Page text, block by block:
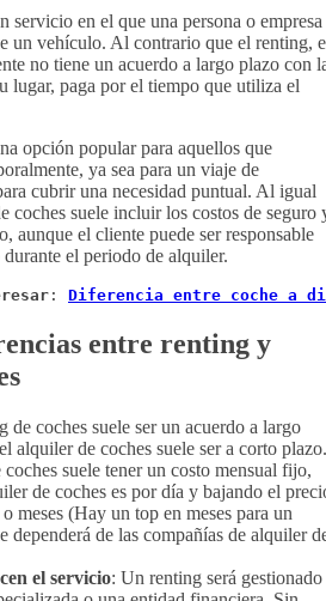
servicio en el que una persona o empresa
un vehículo. Al contrario que el renting,
no tiene un acuerdo a largo plazo con
lugar, paga por el tiempo que utiliza el
opción popular para aquellos que
ya sea para un viaje de
cubrir una necesidad puntual. Al igual
coches suele incluir los costos de seguro
aunque el cliente puede ser responsable
el periodo de alquiler.
: Diferencia entre coche a
entre renting y
de coches suele ser un acuerdo a largo
alquiler de coches suele ser a corto plazo.
suele tener un costo mensual fijo,
de coches es por día y bajando el
meses (Hay un top en meses para un
dependerá de las compañías de alquiler
el servicio: Un renting será gestionado